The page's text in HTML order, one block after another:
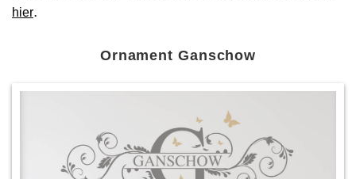
hier.
Ornament Ganschow